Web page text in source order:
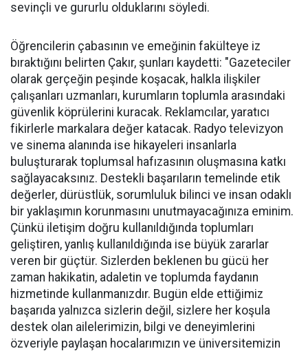
sevinçli ve gururlu olduklarını söyledi.
Öğrencilerin çabasının ve emeğinin fakülteye iz
bıraktığını belirten Çakır, şunları kaydetti: "Gazeteciler
olarak gerçeğin peşinde koşacak, halkla ilişkiler
çalışanları uzmanları, kurumların toplumla arasındaki
güvenlik köprülerini kuracak. Reklamcılar, yaratıcı
fikirlerle markalara değer katacak. Radyo televizyon
ve sinema alanında ise hikayeleri insanlarla
buluşturarak toplumsal hafızasının oluşmasına katkı
sağlayacaksınız. Destekli başarıların temelinde etik
değerler, dürüstlük, sorumluluk bilinci ve insan odaklı
bir yaklaşımın korunmasını unutmayacağınıza eminim.
Çünkü iletişim doğru kullanıldığında toplumları
geliştiren, yanlış kullanıldığında ise büyük zararlar
veren bir güçtür. Sizlerden beklenen bu gücü her
zaman hakikatin, adaletin ve toplumda faydanın
hizmetinde kullanmanızdır. Bugün elde ettiğimiz
başarıda yalnızca sizlerin değil, sizlere her koşula
destek olan ailelerimizin, bilgi ve deneyimlerini
özveriyle paylaşan hocalarımızın ve üniversitemizin